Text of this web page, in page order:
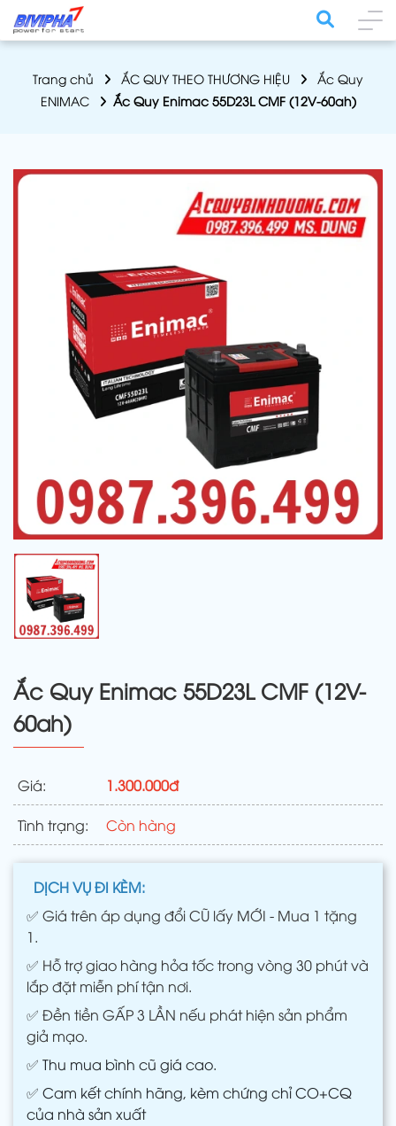
Trang chủ ẮC QUY THEO THƯƠNG HIỆU
Ắc Quy
ENIMAC
Ắc Quy Enimac 55D23L CMF (12V-60ah)
Ắc Quy Enimac 55D23L CMF (12V-
60ah)
Giá: 1.300.000đ
Tình trạng: Còn hàng
DỊCH VỤ ĐI KÈM:
✅ Giá trên áp dụng đổi CŨ lấy MỚI - Mua 1 tặng
1.
✅ Hỗ trợ giao hàng hỏa tốc trong vòng 30 phút và
lắp đặt miễn phí tận nơi.
✅ Đền tiền GẤP 3 LẦN nếu phát hiện sản phẩm
giả mạo.
✅ Thu mua bình cũ giá cao.
✅ Cam kết chính hãng, kèm chứng chỉ CO+CQ
của nhà sản xuất